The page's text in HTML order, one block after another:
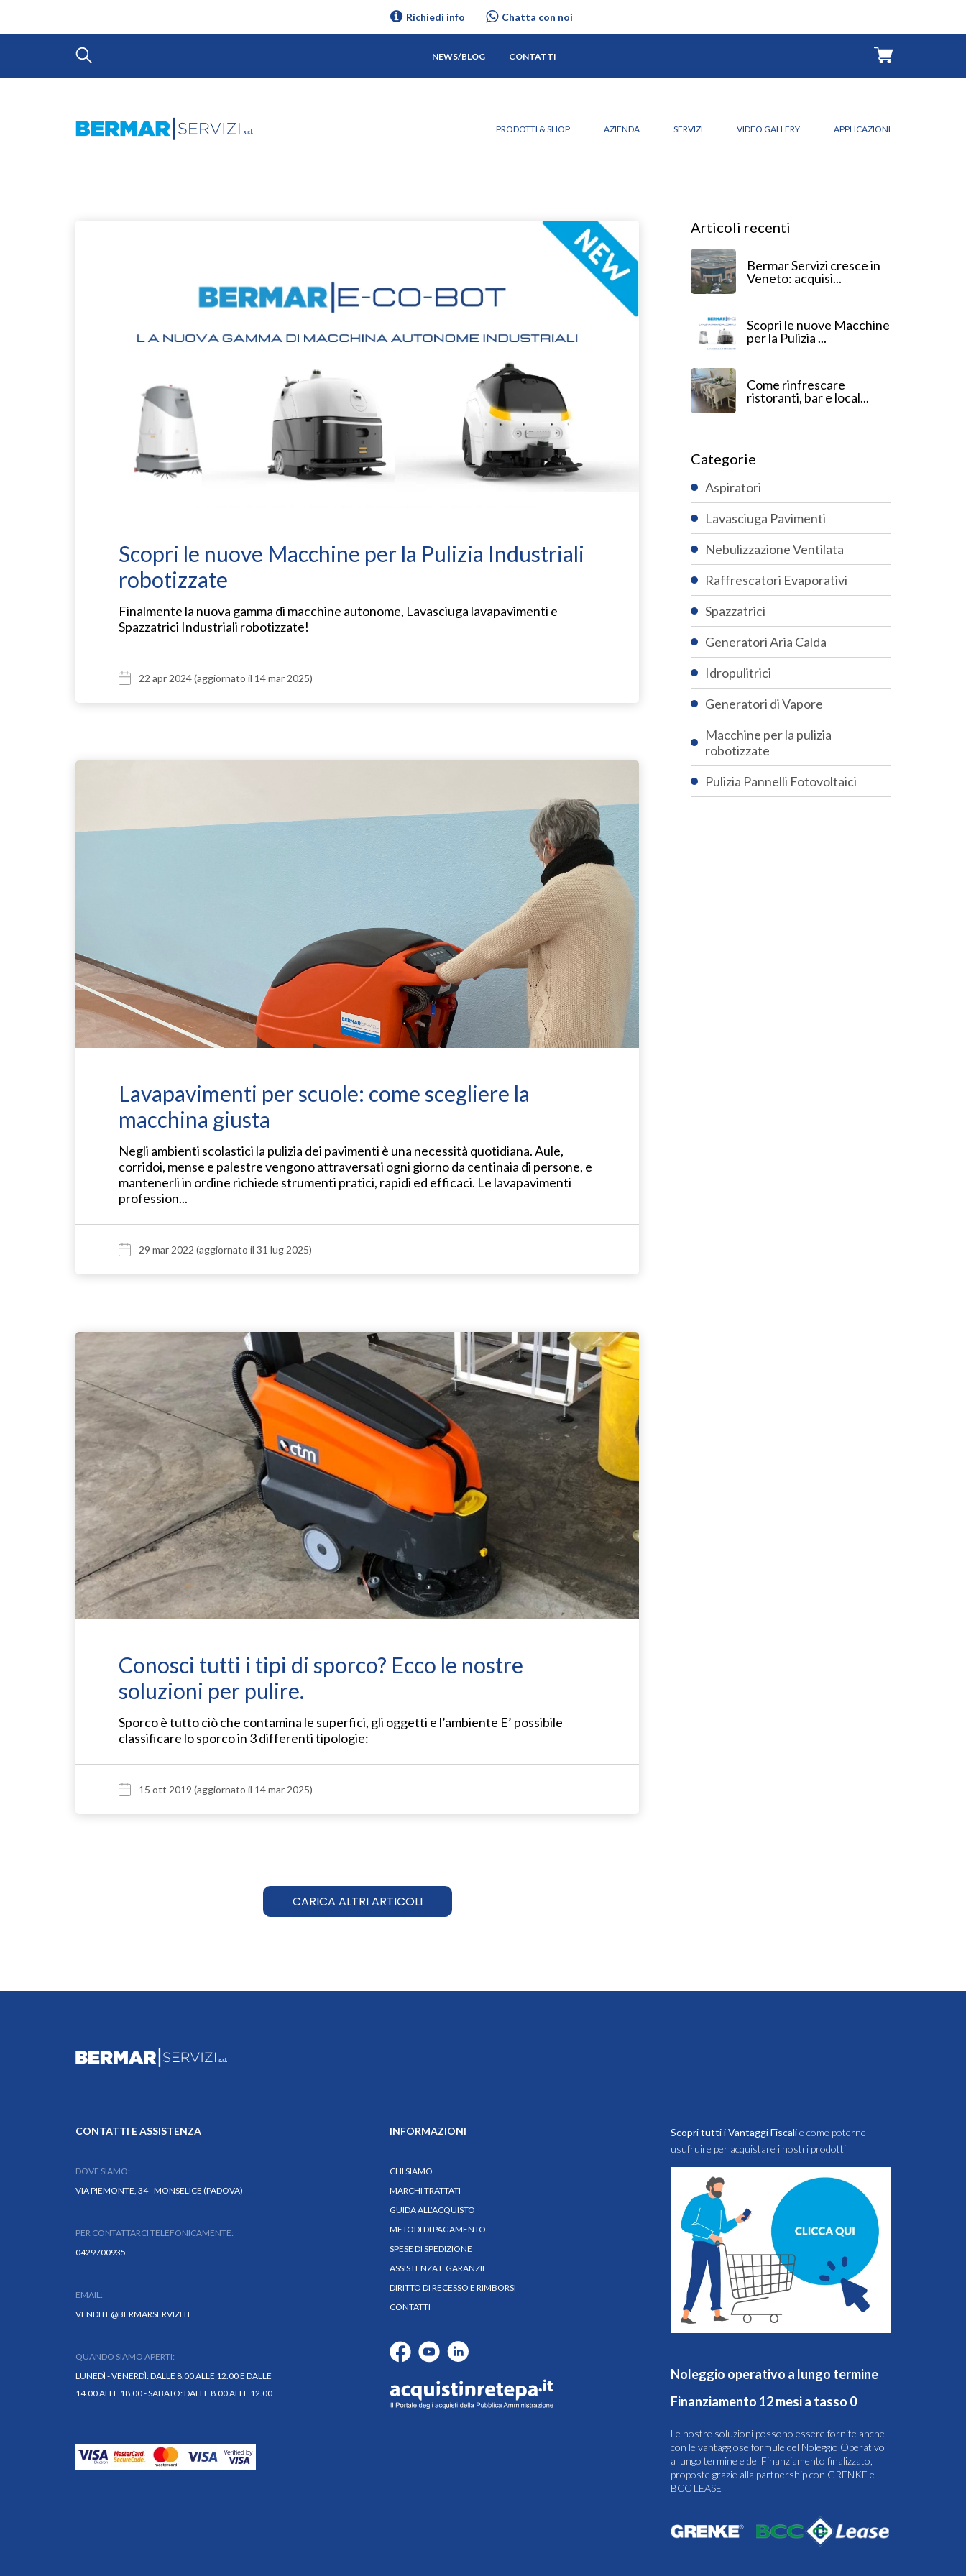
Richiedi info Chatta con noi
NEWS/BLOG CONTATTI
PRODOTTI & SHOP AZIENDA SERVIZI VIDEO GALLERY APPLICAZIONI
Scopri le nuove Macchine per la Pulizia Industriali
robotizzate
Finalmente la nuova gamma di macchine autonome, Lavasciuga lavapavimenti e
Spazzatrici Industriali robotizzate!
22 apr 2024(aggiornato il 14 mar 2025)
Lavapavimenti per scuole: come scegliere la
macchina giusta
Negli ambienti scolastici la pulizia dei pavimenti è una necessità quotidiana. Aule,
corridoi, mense e palestre vengono attraversati ogni giorno da centinaia di persone, e
mantenerli in ordine richiede strumenti pratici, rapidi ed efficaci. Le lavapavimenti
profession...
29 mar 2022 (aggiornato il 31 lug 2025)
Conosci tutti i tipi di sporco? Ecco le nostre
soluzioni per pulire.
Sporco è tutto ciò che contamina le superfici, gli oggetti e l’ambiente E’ possibile
classificare lo sporco in 3 differenti tipologie:
15 ott 2019 (aggiornato il 14 mar 2025)
CARICA ALTRI ARTICOLI
Articoli recenti
Bermar Servizi cresce in
Veneto: acquisi...
Scopri le nuove Macchine
per la Pulizia ...
Come rinfrescare
ristoranti, bar e local...
Categorie
Aspiratori
Lavasciuga Pavimenti
Nebulizzazione Ventilata
Raffrescatori Evaporativi
Spazzatrici
Generatori Aria Calda
Idropulitrici
Generatori di Vapore
Macchine per la pulizia
robotizzate
Pulizia Pannelli Fotovoltaici
CONTATTI E ASSISTENZA
DOVE SIAMO:
VIA PIEMONTE, 34 - MONSELICE (PADOVA)
PER CONTATTARCI TELEFONICAMENTE:
0429700935
EMAIL:
VENDITE@BERMARSERVIZI.IT
QUANDO SIAMO APERTI:
LUNEDÌ - VENERDÌ: DALLE 8.00 ALLE 12.00 E DALLE
14.00 ALLE 18.00 - SABATO: DALLE 8.00 ALLE 12.00
INFORMAZIONI
CHI SIAMO
MARCHI TRATTATI
GUIDA ALL’ACQUISTO
METODI DI PAGAMENTO
SPESE DI SPEDIZIONE
ASSISTENZA E GARANZIE
DIRITTO DI RECESSO E RIMBORSI
CONTATTI
Scopri tutti i Vantaggi Fiscalie come poterne
usufruire per acquistare i nostri prodotti
Noleggio operativo a lungo termine
Finanziamento 12 mesi a tasso 0
Le nostre soluzioni possono essere fornite anche
con le vantaggiose formule del Noleggio Operativo
a lungo termine e del Finanziamento finalizzato,
proposte grazie alla partnership con GRENKE e
BCC LEASE